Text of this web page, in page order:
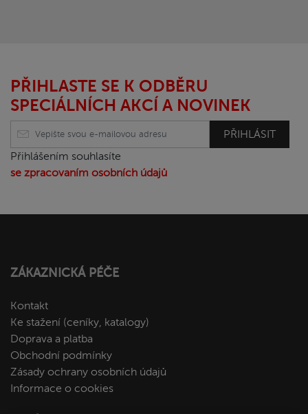
PŘIHLASTE SE K ODBĚRU
SPECIÁLNÍCH AKCÍ A NOVINEK
PŘIHLÁSIT
Přihlášením souhlasíte
se zpracovaním osobních údajů
ZÁKAZNICKÁ PÉČE
Kontakt
Ke stažení (ceníky, katalogy)
Doprava a platba
Obchodní podmínky
Zásady ochrany osobních údajů
Informace o cookies